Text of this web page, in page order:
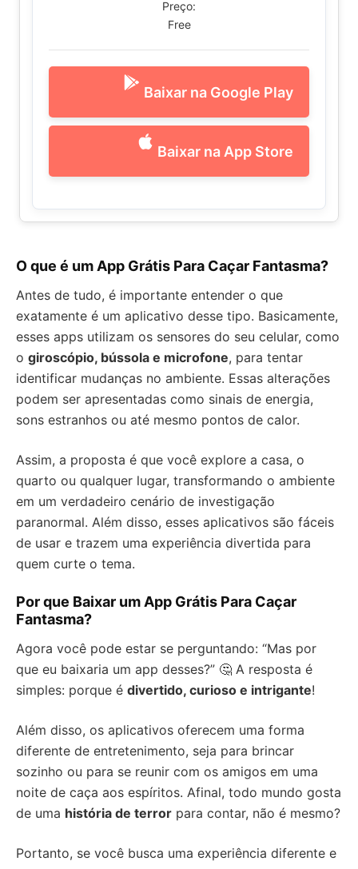
Preço:
Free
Baixar na Google Play
Baixar na App Store
O que é um App Grátis Para Caçar Fantasma?
Antes de tudo, é importante entender o que
exatamente é um aplicativo desse tipo. Basicamente,
esses apps utilizam os sensores do seu celular, como
o giroscópio, bússola e microfone, para tentar
identificar mudanças no ambiente. Essas alterações
podem ser apresentadas como sinais de energia,
sons estranhos ou até mesmo pontos de calor.
Assim, a proposta é que você explore a casa, o
quarto ou qualquer lugar, transformando o ambiente
em um verdadeiro cenário de investigação
paranormal. Além disso, esses aplicativos são fáceis
de usar e trazem uma experiência divertida para
quem curte o tema.
Por que Baixar um App Grátis Para Caçar
Fantasma?
Agora você pode estar se perguntando: “Mas por
que eu baixaria um app desses?” 🤔 A resposta é
simples: porque é divertido, curioso e intrigante!
Além disso, os aplicativos oferecem uma forma
diferente de entretenimento, seja para brincar
sozinho ou para se reunir com os amigos em uma
noite de caça aos espíritos. Afinal, todo mundo gosta
de uma história de terror para contar, não é mesmo?
Portanto, se você busca uma experiência diferente e